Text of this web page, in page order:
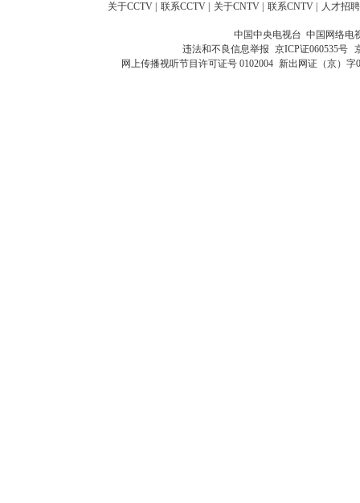
关于CCTV 联系CCTV 关于CNTV 联系CNTV 人才招聘
中国中央电视台 中国网络电
违法和不良信息举报 京ICP证060535号
网上传播视听节目许可证号 0102004 新出网证（京）